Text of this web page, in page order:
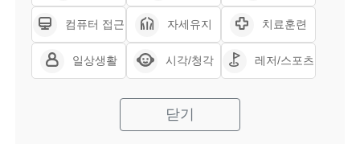
컴퓨터 접근 자세유지 치료훈련
일상생활 시각/청각 레저/스포츠
닫기